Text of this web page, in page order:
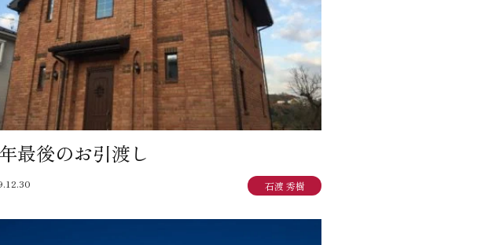
アフターフォローコンシェルジュ
ベストバリューホーム
住宅ローン支援
インテリアコーディネート
ZEHについて
SEGs近代ホームの取り組み
最後のお引渡し
石渡 秀樹